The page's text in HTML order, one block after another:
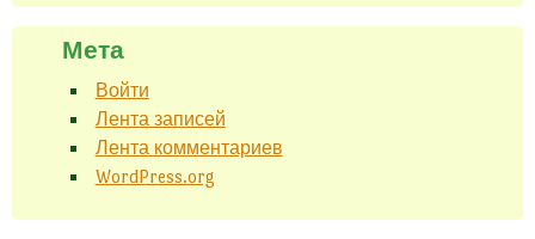
Мета
Войти
Лента записей
Лента комментариев
WordPress.org